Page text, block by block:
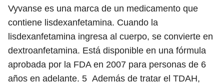
Vyvanse es una marca de un medicamento que
contiene lisdexanfetamina. Cuando la
lisdexanfetamina ingresa al cuerpo, se convierte en
dextroanfetamina. Está disponible en una fórmula
aprobada por la FDA en 2007 para personas de 6
años en adelante. 5 Además de tratar el TDAH,